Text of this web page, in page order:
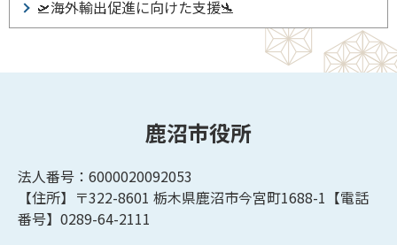
🛫海外輸出促進に向けた支援🛬
鹿沼市役所
法人番号：6000020092053
【住所】〒322-8601 栃木県鹿沼市今宮町1688-1【電話
番号】0289-64-2111